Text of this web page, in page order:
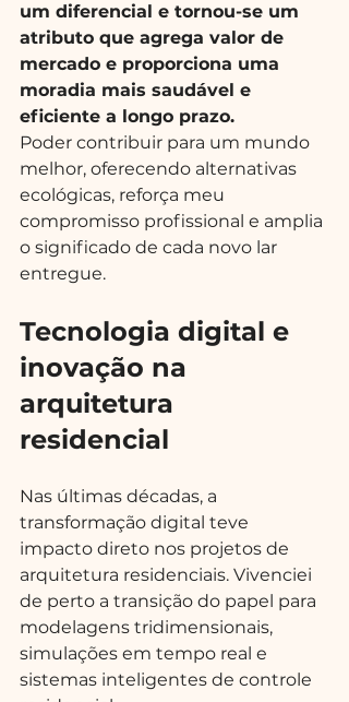
um diferencial e tornou-se um
atributo que agrega valor de
mercado e proporciona uma
moradia mais saudável e
eficiente a longo prazo.
Poder contribuir para um mundo
melhor, oferecendo alternativas
ecológicas, reforça meu
compromisso profissional e amplia
o significado de cada novo lar
entregue.
Tecnologia digital e
inovação na
arquitetura
residencial
Nas últimas décadas, a
transformação digital teve
impacto direto nos projetos de
arquitetura residenciais. Vivenciei
de perto a transição do papel para
modelagens tridimensionais,
simulações em tempo real e
sistemas inteligentes de controle